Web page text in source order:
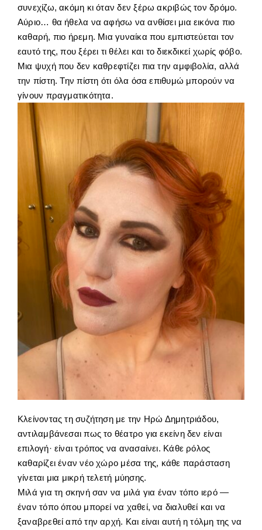
συνεχίζω, ακόμη κι όταν δεν ξέρω ακριβώς τον δρόμο.
Αύριο… θα ήθελα να αφήσω να ανθίσει μια εικόνα πιο
καθαρή, πιο ήρεμη. Μια γυναίκα που εμπιστεύεται τον
εαυτό της, που ξέρει τι θέλει και το διεκδικεί χωρίς φόβο.
Μια ψυχή που δεν καθρεφτίζει πια την αμφιβολία, αλλά
την πίστη. Την πίστη ότι όλα όσα επιθυμώ μπορούν να
γίνουν πραγματικότητα.
Κλείνοντας τη συζήτηση με την Ηρώ Δημητριάδου,
αντιλαμβάνεσαι πως το θέατρο για εκείνη δεν είναι
επιλογή· είναι τρόπος να ανασαίνει. Κάθε ρόλος
καθαρίζει έναν νέο χώρο μέσα της, κάθε παράσταση
γίνεται μια μικρή τελετή μύησης.
Μιλά για τη σκηνή σαν να μιλά για έναν τόπο ιερό —
έναν τόπο όπου μπορεί να χαθεί, να διαλυθεί και να
ξαναβρεθεί από την αρχή. Και είναι αυτή η τόλμη της να